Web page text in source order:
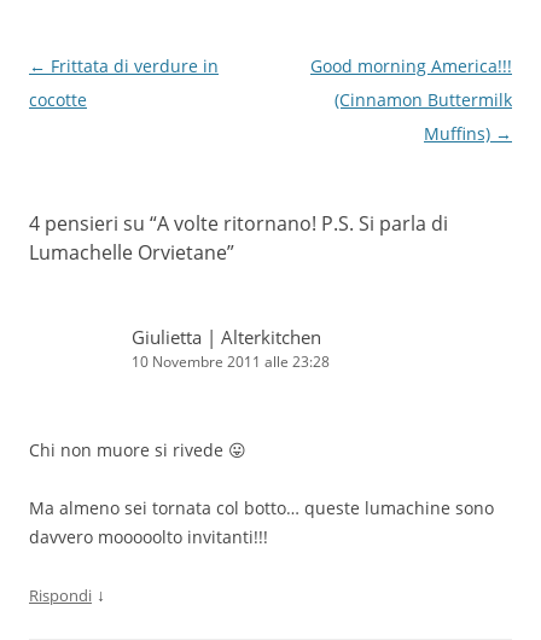
Navigazione
articolo
← Frittata di verdure in
cocotte
Good morning America!!!
(Cinnamon Buttermilk
Muffins) →
4 pensieri su “A volte ritornano! P.S. Si parla di
Lumachelle Orvietane”
Giulietta | Alterkitchen
10 Novembre 2011 alle 23:28
Chi non muore si rivede 😛
Ma almeno sei tornata col botto… queste lumachine sono
davvero mooooolto invitanti!!!
Rispondi ↓